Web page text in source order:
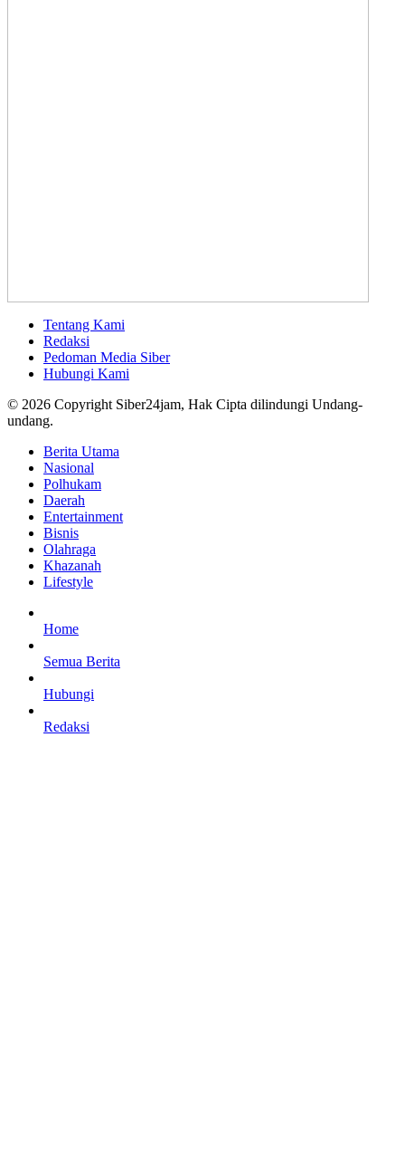
Tentang Kami
Redaksi
Pedoman Media Siber
Hubungi Kami
© 2026 Copyright Siber24jam, Hak Cipta dilindungi Undang-
undang.
Berita Utama
Nasional
Polhukam
Daerah
Entertainment
Bisnis
Olahraga
Khazanah
Lifestyle
Home
Semua Berita
Hubungi
Redaksi